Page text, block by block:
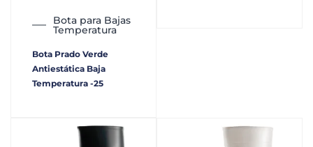
Bota para Bajas
Temperatura
Bota Prado Verde
Antiestática Baja
Temperatura -25